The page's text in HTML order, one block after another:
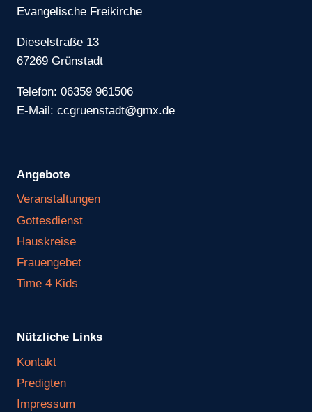
Evangelische Freikirche
Dieselstraße 13
67269 Grünstadt
Telefon: 06359 961506
E-Mail: ccgruenstadt@gmx.de
Angebote
Veranstaltungen
Gottesdienst
Hauskreise
Frauengebet
Time 4 Kids
Nützliche Links
Kontakt
Predigten
Impressum